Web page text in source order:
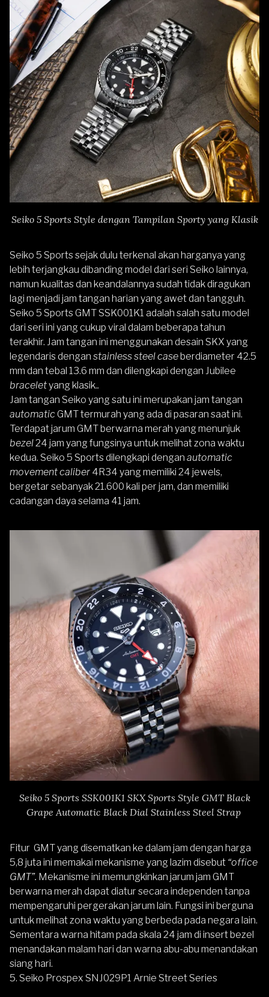
Seiko 5 Sports Style dengan Tampilan Sporty yang Klasik
Seiko 5 Sports sejak dulu terkenal akan harganya yang
lebih terjangkau dibanding model dari seri Seiko lainnya,
namun kualitas dan keandalannya sudah tidak diragukan
lagi menjadi jam tangan harian yang awet dan tangguh.
Seiko 5 Sports GMT SSK001K1 adalah salah satu model
dari seri ini yang cukup viral dalam beberapa tahun
terakhir. Jam tangan ini menggunakan desain SKX yang
legendaris dengan stainless steel caseberdiameter 42.5
mm dan tebal 13.6 mm dan dilengkapi dengan Jubilee
braceletyang klasik..
Jam tangan Seiko yang satu ini merupakan jam tangan
automatic GMT termurah yang ada di pasaran saat ini.
Terdapat jarum GMT berwarna merah yang menunjuk
bezel24 jam yang fungsinya untuk melihat zona waktu
kedua. Seiko 5 Sports dilengkapi dengan automatic
movement caliber 4R34 yang memiliki 24 jewels,
bergetar sebanyak 21.600 kali per jam, dan memiliki
cadangan daya selama 41 jam.
Seiko 5 Sports SSK001K1 SKX Sports Style GMT Black
Grape Automatic Black Dial Stainless Steel Strap
Fitur GMT yang disematkan ke dalam jam dengan harga
5,8 juta ini memakai mekanisme yang lazim disebut “office
GMT”. Mekanisme ini memungkinkan jarum jam GMT
berwarna merah dapat diatur secara independen tanpa
mempengaruhi pergerakan jarum lain. Fungsi ini berguna
untuk melihat zona waktu yang berbeda pada negara lain.
Sementara warna hitam pada skala 24 jam di insert bezel
menandakan malam hari dan warna abu-abu menandakan
siang hari.
5. Seiko Prospex SNJ029P1 Arnie Street Series